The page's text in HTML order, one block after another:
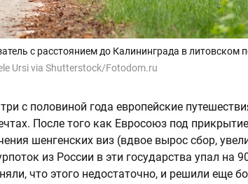
с расстоянием до Калининграда в литовском
Ursi via Shutterstock/Fotodom.ru
с половиной года европейские
После того как Евросоюз под
шенгенских виз (вдвое вырос сбор,
из России в эти государства упал на
что этого недостаточно, и решили еще